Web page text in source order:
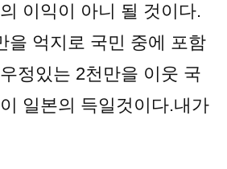
이익이 아니 될 것이다.
을 억지로 국민 중에 포함
정있는 2천만을 이웃 국
일본의 득일것이다.내가